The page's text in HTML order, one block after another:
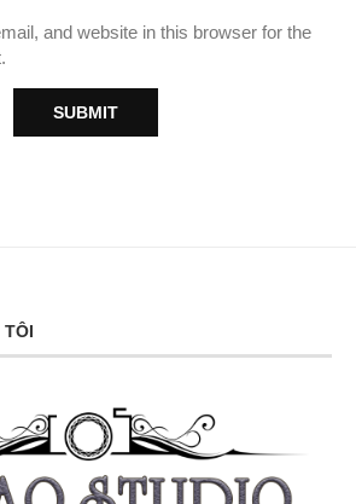
and website in this browser for the
TÔI